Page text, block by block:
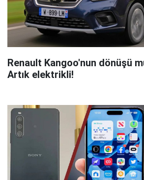
Renault Kangoo'nun dönüşü
Artık elektrikli!